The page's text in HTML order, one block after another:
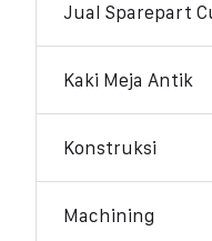
Jual Sparepart
Kaki Meja Antik
Konstruksi
Machining